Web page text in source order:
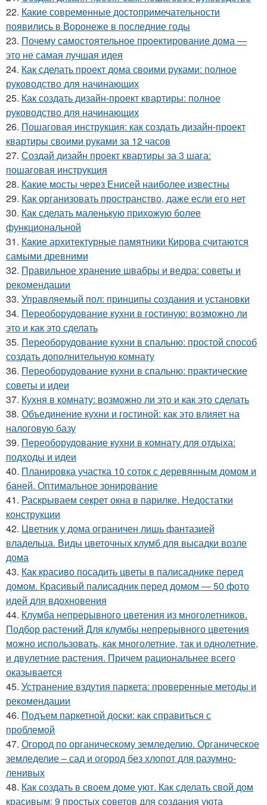
22. Какие современные достопримечательности
появились в Воронеже в последние годы
23. Почему самостоятельное проектирование дома —
это не самая лучшая идея
24. Как сделать проект дома своими руками: полное
руководство для начинающих
25. Как создать дизайн-проект квартиры: полное
руководство для начинающих
26. Пошаговая инструкция: как создать дизайн-проект
квартиры своими руками за 12 часов
27. Создай дизайн проект квартиры за 3 шага:
пошаговая инструкция
28. Какие мосты через Енисей наиболее известны
29. Как организовать пространство, даже если его нет
30. Как сделать маленькую прихожую более
функциональной
31. Какие архитектурные памятники Кирова считаются
самыми древними
32. Правильное хранение швабры и ведра: советы и
рекомендации
33. Управляемый пол: принципы создания и установки
34. Переоборудование кухни в гостиную: возможно ли
это и как это сделать
35. Переоборудование кухни в спальню: простой способ
создать дополнительную комнату
36. Переоборудование кухни в спальню: практические
советы и идеи
37. Кухня в комнату: возможно ли это и как это сделать
38. Объединение кухни и гостиной: как это влияет на
налоговую базу
39. Переоборудование кухни в комнату для отдыха:
подходы и идеи
40. Планировка участка 10 соток с деревянным домом и
баней. Оптимальное зонирование
41. Раскрываем секрет окна в парилке. Недостатки
конструкции
42. Цветник у дома ограничен лишь фантазией
владельца. Виды цветочных клумб для высадки возле
дома
43. Как красиво посадить цветы в палисаднике перед
домом. Красивый палисадник перед домом — 50 фото
идей для вдохновения
44. Клумба непрерывного цветения из многолетников.
Подбор растений Для клумбы непрерывного цветения
можно использовать, как многолетние, так и однолетние,
и двулетние растения. Причем рациональнее всего
оказывается
45. Устранение вздутия паркета: проверенные методы и
рекомендации
46. Подъем паркетной доски: как справиться с
проблемой
47. Огород по органическому земледелию. Органическое
земледелие – сад и огород без хлопот для разумно-
ленивых
48. Как создать в своем доме уют. Как сделать свой дом
красивым: 9 простых советов для создания уюта